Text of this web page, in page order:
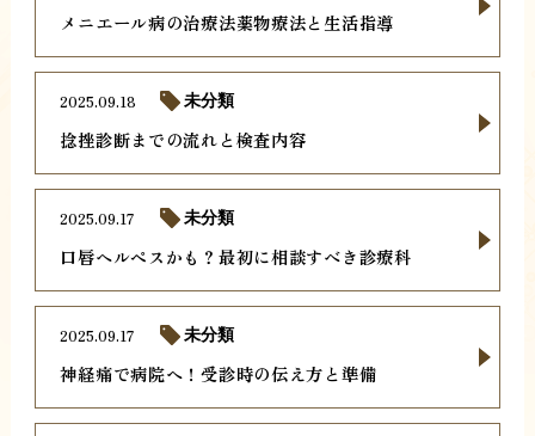
メニエール病の治療法薬物療法と生活指導
捻挫診断までの流れと検査内容
2025.09.18 未分類
口唇ヘルペスかも？最初に相談すべき診療科
2025.09.17 未分類
神経痛で病院へ！受診時の伝え方と準備
2025.09.17 未分類